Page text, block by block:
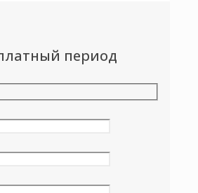
период